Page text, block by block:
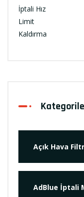
Açık Hava
AdBlue İptali